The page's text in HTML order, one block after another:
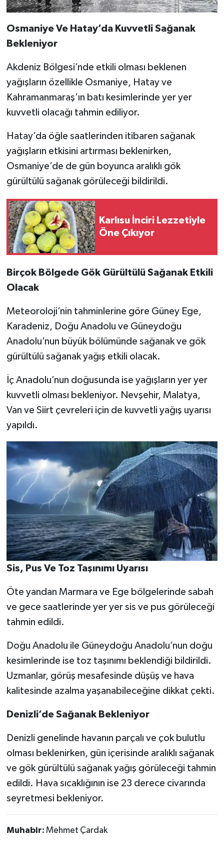
Osmaniye Ve Hatay’da Kuvvetli Sağanak
Bekleniyor
Akdeniz Bölgesi’nde etkili olması beklenen
yağışların özellikle Osmaniye, Hatay ve
Kahramanmaraş’ın batı kesimlerinde yer yer
kuvvetli olacağı tahmin ediliyor.
Hatay’da öğle saatlerinden itibaren sağanak
yağışların etkisini artırması beklenirken,
Osmaniye’de de gün boyunca aralıklı gök
gürültülü sağanak görüleceği bildirildi.
Karlısu İnciri Lezzetiyle
Öne Çıkıyor
Birçok Bölgede Gök Gürültülü Sağanak Etkili
Olacak
Meteoroloji’nin tahminlerine göre Güney Ege,
Karadeniz, Doğu Anadolu ve Güneydoğu
Anadolu’nun büyük bölümünde sağanak ve gök
gürültülü sağanak yağış etkili olacak.
İç Anadolu’nun doğusunda ise yağışların yer yer
kuvvetli olması bekleniyor. Nevşehir, Malatya,
Van ve Siirt çevreleri için de kuvvetli yağış uyarısı
yapıldı.
Sis, Pus Ve Toz Taşınımı Uyarısı
Öte yandan Marmara ve Ege bölgelerinde sabah
ve gece saatlerinde yer yer sis ve pus görüleceği
tahmin edildi.
Doğu Anadolu ile Güneydoğu Anadolu’nun doğu
kesimlerinde ise toz taşınımı beklendiği bildirildi.
Uzmanlar, görüş mesafesinde düşüş ve hava
kalitesinde azalma yaşanabileceğine dikkat çekti.
Denizli’de Sağanak Bekleniyor
Denizli genelinde havanın parçalı ve çok bulutlu
olması beklenirken, gün içerisinde aralıklı sağanak
ve gök gürültülü sağanak yağış görüleceği tahmin
edildi. Hava sıcaklığının ise 23 derece civarında
seyretmesi bekleniyor.
Muhabir: Mehmet Çardak